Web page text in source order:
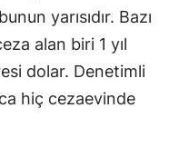
yarısıdır. Bazı
alan biri 1 yıl
dolar. Denetimli
hiç cezaevinde